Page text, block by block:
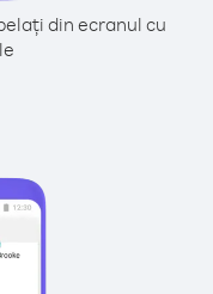
din ecranul cu